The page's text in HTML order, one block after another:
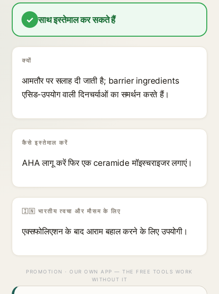
✓ साथ इस्तेमाल कर सकते हैं
क्यों
आमतौर पर सलाह दी जाती है; barrier ingredients
एसिड-उपयोग वाली दिनचर्याओं का समर्थन करते हैं।
कैसे इस्तेमाल करें
AHA लागू करें फिर एक ceramide मॉइस्चराइजर लगाएं।
🇮🇳 भारतीय त्वचा और मौसम के लिए
एक्सफोलिएशन के बाद आराम बहाल करने के लिए उपयोगी।
PROMOTION · OUR OWN APP — THE FREE TOOLS WORK
WITHOUT IT